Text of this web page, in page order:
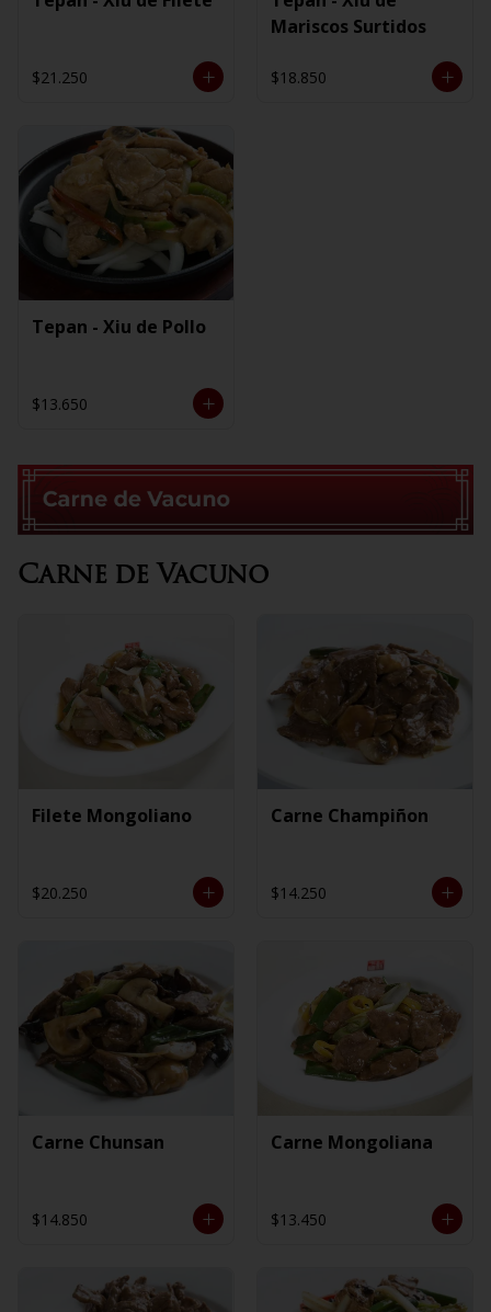
$21.250
Mariscos Surtidos
$18.850
Tepan - Xiu de Pollo
$13.650
Carne de Vacuno
Filete Mongoliano
$20.250
Carne Champiñon
$14.250
Carne Chunsan
$14.850
Carne Mongoliana
$13.450